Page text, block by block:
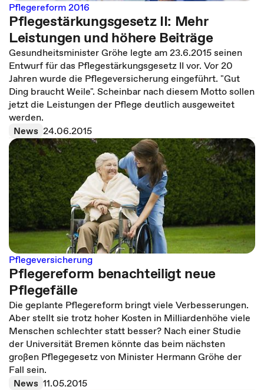
Pflegereform 2016
Pflegestärkungsgesetz II: Mehr
Leistungen und höhere Beiträge
Gesundheitsminister Gröhe legte am 23.6.2015 seinen
Entwurf für das Pflegestärkungsgesetz II vor. Vor 20
Jahren wurde die Pflegeversicherung eingeführt. "Gut
Ding braucht Weile". Scheinbar nach diesem Motto sollen
jetzt die Leistungen der Pflege deutlich ausgeweitet
werden.
News 24.06.2015
Pflegeversicherung
Pflegereform benachteiligt neue
Pflegefälle
Die geplante Pflegereform bringt viele Verbesserungen.
Aber stellt sie trotz hoher Kosten in Milliardenhöhe viele
Menschen schlechter statt besser? Nach einer Studie
der Universität Bremen könnte das beim nächsten
großen Pflegegesetz von Minister Hermann Gröhe der
Fall sein.
News 11.05.2015